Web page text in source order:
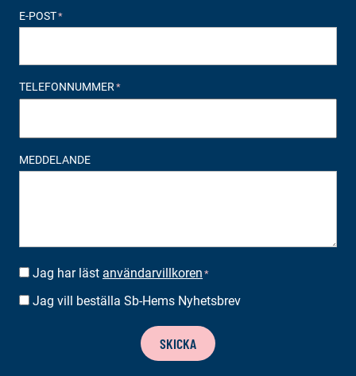
E-POST*
TELEFONNUMMER*
MEDDELANDE
SUOSTUMUS *
Jag har läst användarvillkoren *
BESTÄLLA
Jag vill beställa Sb-Hems Nyhetsbrev
SKICKA